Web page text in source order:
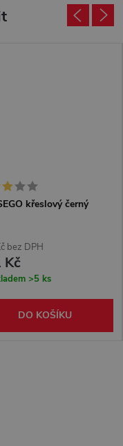
křeslový černý
bez DPH
Kč
>5 ks
DO KOŠÍKU